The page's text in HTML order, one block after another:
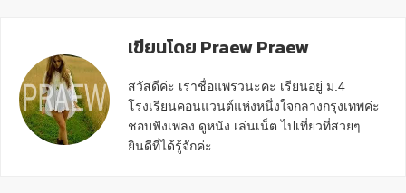
เขียนโดย Praew Praew
สวัสดีค่ะ เราชื่อแพรวนะคะ เรียนอยู่ ม.4
โรงเรียนคอนแวนต์แห่งหนึ่งใจกลางกรุงเทพค่ะ
ชอบฟังเพลง ดูหนัง เล่นเน็ต ไปเที่ยวที่สวยๆ
ยินดีที่ได้รู้จักค่ะ